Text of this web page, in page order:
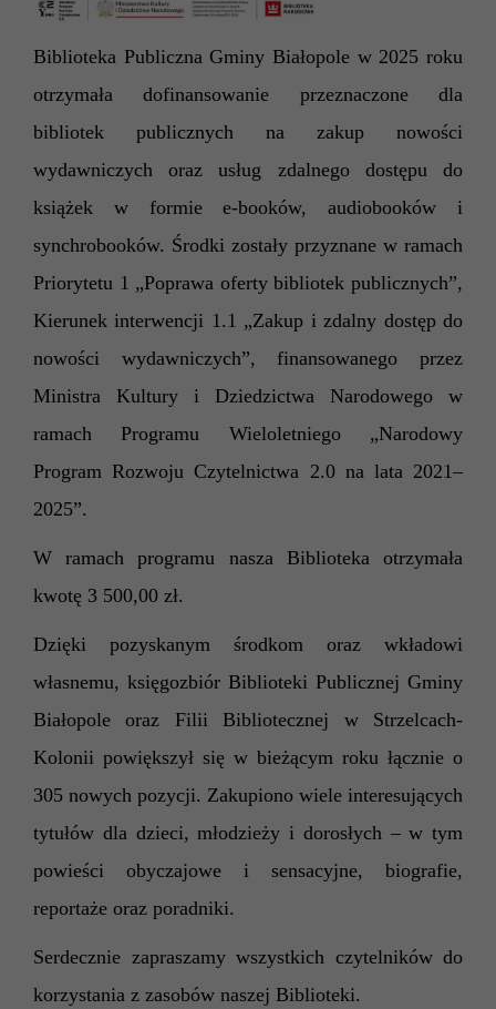
Biblioteka Publiczna Gminy Białopole w 2025 roku
otrzymała dofinansowanie przeznaczone dla
bibliotek publicznych na zakup nowości
wydawniczych oraz usług zdalnego dostępu do
książek w formie e-booków, audiobooków i
synchrobooków. Środki zostały przyznane w ramach
Priorytetu 1 „Poprawa oferty bibliotek publicznych”,
Kierunek interwencji 1.1 „Zakup i zdalny dostęp do
nowości wydawniczych”, finansowanego przez
Ministra Kultury i Dziedzictwa Narodowego w
ramach Programu Wieloletniego „Narodowy
Program Rozwoju Czytelnictwa 2.0 na lata 2021–
2025”.
W ramach programu nasza Biblioteka otrzymała
kwotę 3 500,00 zł.
Dzięki pozyskanym środkom oraz wkładowi
własnemu, księgozbiór Biblioteki Publicznej Gminy
Białopole oraz Filii Bibliotecznej w Strzelcach-
Kolonii powiększył się w bieżącym roku łącznie o
305 nowych pozycji. Zakupiono wiele interesujących
tytułów dla dzieci, młodzieży i dorosłych – w tym
powieści obyczajowe i sensacyjne, biografie,
reportaże oraz poradniki.
Serdecznie zapraszamy wszystkich czytelników do
korzystania z zasobów naszej Biblioteki.